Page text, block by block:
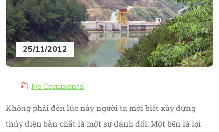
25/11/2012
No Comments
Không phải đến lúc này người ta mới biết xây dựng
thủy điện bản chất là một sự đánh đổi: Một bên là lợi